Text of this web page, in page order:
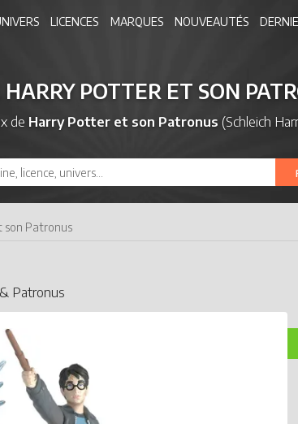
LICENCES MARQUES NOUVEAUTÉS
POTTER ET SON
de Harry Potter et son Patronus (Schleich
son Patronus
Patronus